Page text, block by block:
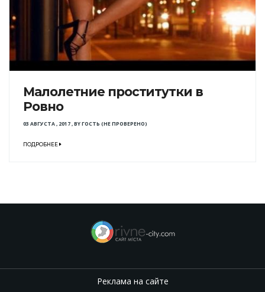
Малолетние проститутки в
Ровно
03 АВГУСТА , 2017,BYГОСТЬ (НЕ ПРОВЕРЕНО)
ПОДРОБНЕЕ
Реклама на сайте